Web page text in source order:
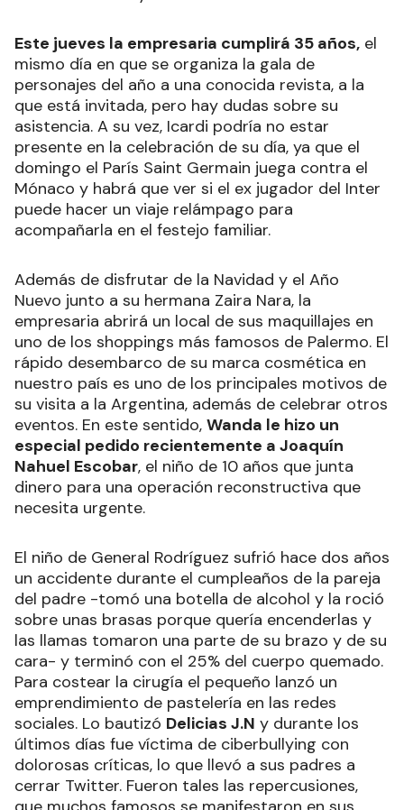
Este jueves la empresaria cumplirá 35 años, el
mismo día en que se organiza la gala de
personajes del año a una conocida revista, a la
que está invitada, pero hay dudas sobre su
asistencia. A su vez, Icardi podría no estar
presente en la celebración de su día, ya que el
domingo el París Saint Germain juega contra el
Mónaco y habrá que ver si el ex jugador del Inter
puede hacer un viaje relámpago para
acompañarla en el festejo familiar.
Además de disfrutar de la Navidad y el Año
Nuevo junto a su hermana Zaira Nara, la
empresaria abrirá un local de sus maquillajes en
uno de los shoppings más famosos de Palermo. El
rápido desembarco de su marca cosmética en
nuestro país es uno de los principales motivos de
su visita a la Argentina, además de celebrar otros
eventos. En este sentido, Wanda le hizo un
especial pedido recientemente a Joaquín
Nahuel Escobar, el niño de 10 años que junta
dinero para una operación reconstructiva que
necesita urgente.
El niño de General Rodríguez sufrió hace dos años
un accidente durante el cumpleaños de la pareja
del padre -tomó una botella de alcohol y la roció
sobre unas brasas porque quería encenderlas y
las llamas tomaron una parte de su brazo y de su
cara- y terminó con el 25% del cuerpo quemado.
Para costear la cirugía el pequeño lanzó un
emprendimiento de pastelería en las redes
sociales. Lo bautizó Delicias J.N y durante los
últimos días fue víctima de ciberbullying con
dolorosas críticas, lo que llevó a sus padres a
cerrar Twitter. Fueron tales las repercusiones,